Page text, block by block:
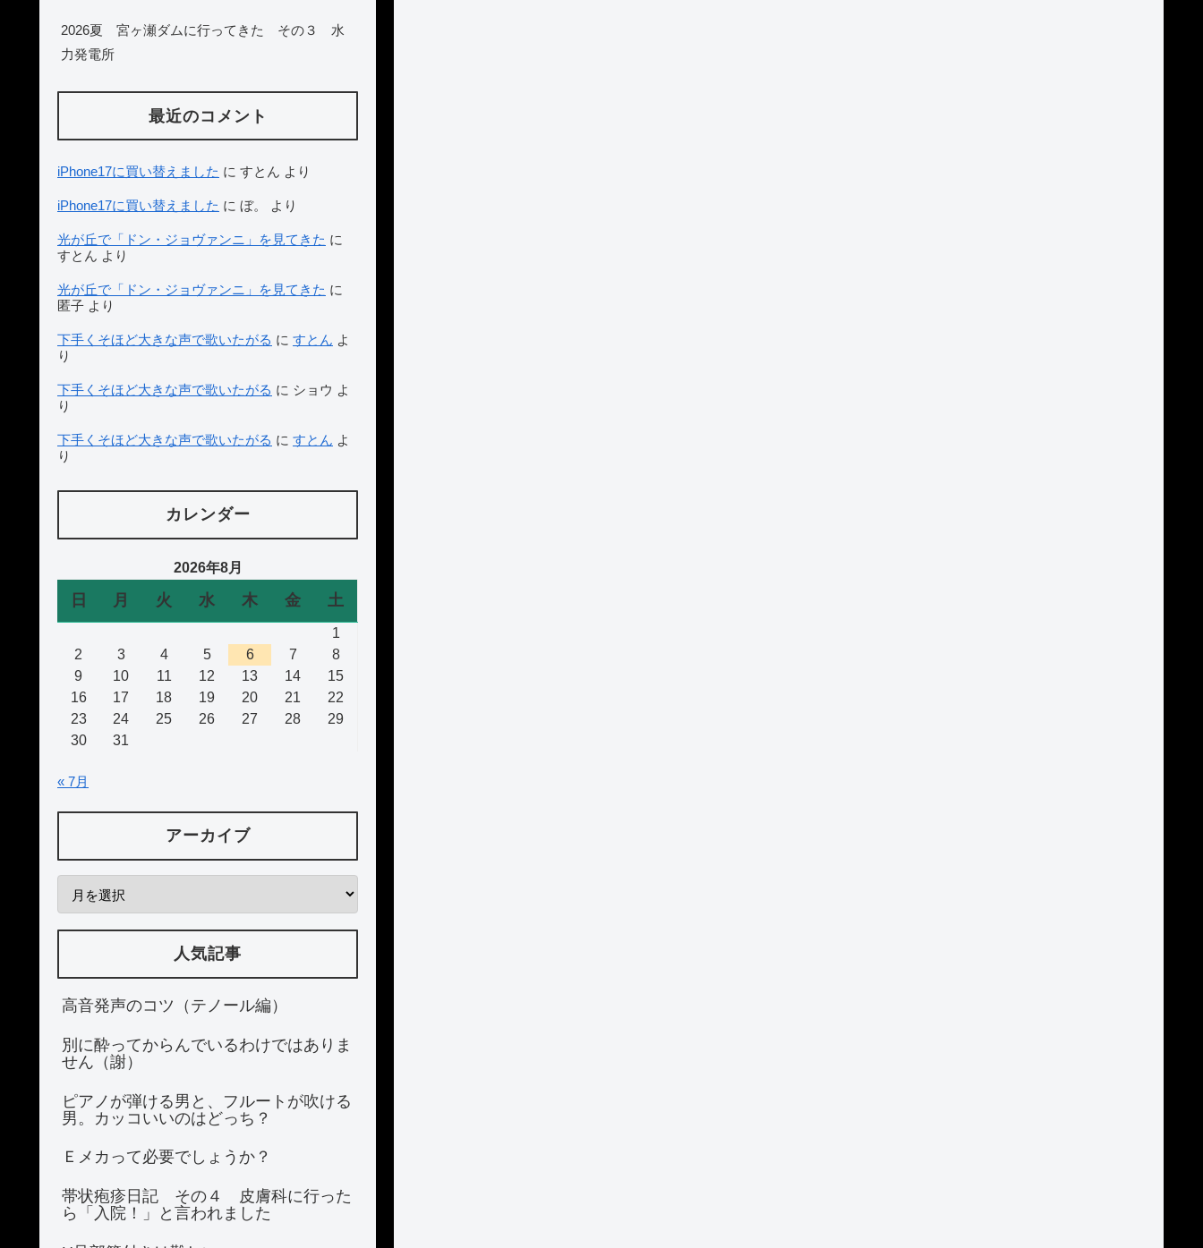
2026夏 宮ヶ瀬ダムに行ってきた その３ 水
力発電所
最近のコメント
iPhone17に買い替えました に すとん より
iPhone17に買い替えました に ぼ。 より
光が丘で「ドン・ジョヴァンニ」を見てきた に
すとん より
光が丘で「ドン・ジョヴァンニ」を見てきた に
匿子 より
下手くそほど大きな声で歌いたがる に すとん よ
り
下手くそほど大きな声で歌いたがる に ショウ よ
り
下手くそほど大きな声で歌いたがる に すとん よ
り
カレンダー
2026年8月
日 月 火 水 木 金 土
1
2
3 4 5 6 7
8
9
10 11 12 13 14
15
16
17 18 19 20 21
22
23
24 25 26 27 28
29
30
31
« 7月
アーカイブ
人気記事
高音発声のコツ（テノール編）
別に酔ってからんでいるわけではありま
せん（謝）
ピアノが弾ける男と、フルートが吹ける
男。カッコいいのはどっち？
Ｅメカって必要でしょうか？
帯状疱疹日記 その４ 皮膚科に行った
ら「入院！」と言われました